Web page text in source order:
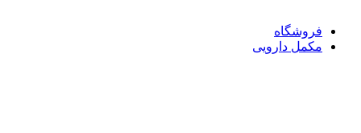
فروشگاه
مکمل دارویی